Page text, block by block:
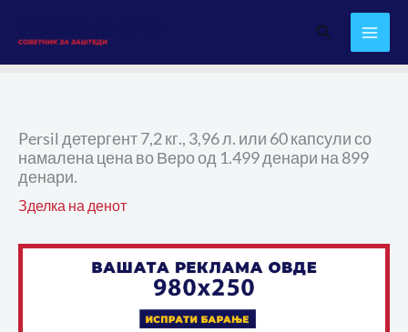
content
Search
Persil детергент 7,2 кг., 3,96 л. или 60 капсули со
намалена цена во Веро од 1.499 денари на 899
денари.
Зделка на денот